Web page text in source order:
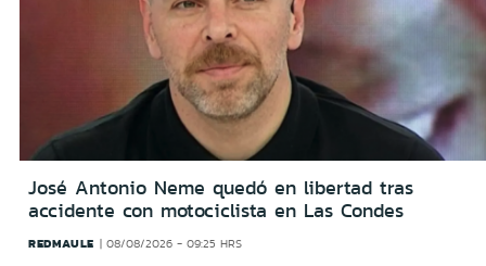
José Antonio Neme quedó en libertad tras
accidente con motociclista en Las Condes
REDMAULE 08/08/2026 - 09:25 HRS